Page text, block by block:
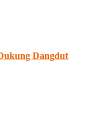
Dangdut